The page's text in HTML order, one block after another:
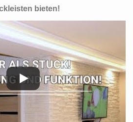
bieten!